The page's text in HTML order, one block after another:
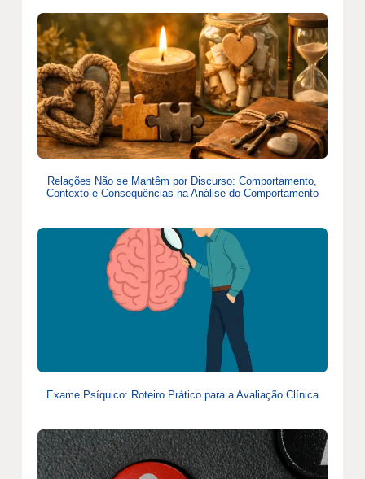
Relações Não se Mantêm por Discurso: Comportamento,
Contexto e Consequências na Análise do Comportamento
Exame Psíquico: Roteiro Prático para a Avaliação Clínica